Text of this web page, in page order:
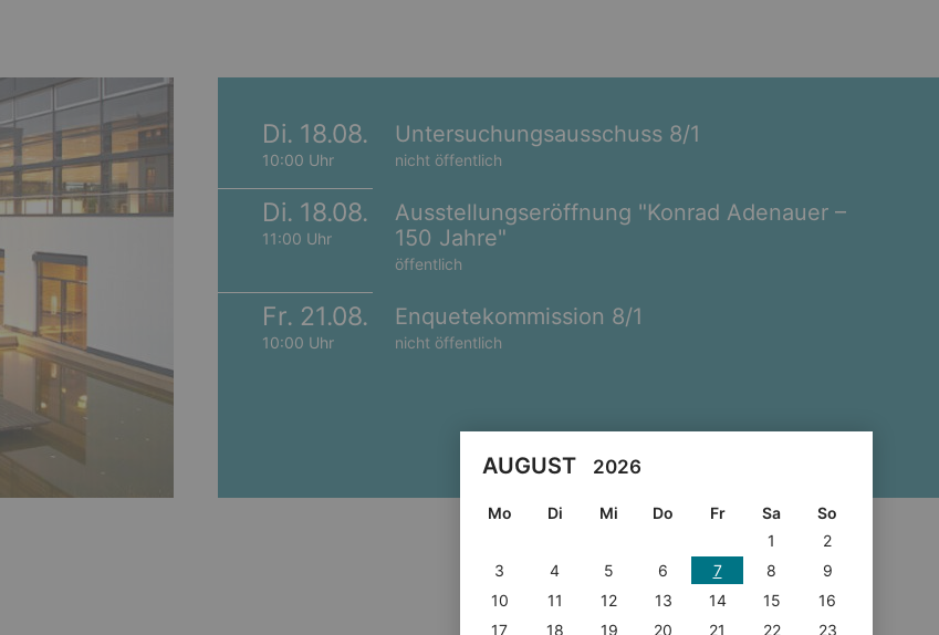
Di. 18.08.
10:00 Uhr
Untersuchungsausschuss 8/1
nicht öffentlich
Di. 18.08.
11:00 Uhr
Ausstellungseröffnung "Konrad Adenauer –
150 Jahre"
öffentlich
Fr. 21.08.
10:00 Uhr
Enquetekommission 8/1
nicht öffentlich
AUGUST 2026
Mo Di Mi Do Fr Sa
So
1
2
3
4 5 6 7 8
9
10
11 12 13 14 15
16
17
18 19 20 21 22
23